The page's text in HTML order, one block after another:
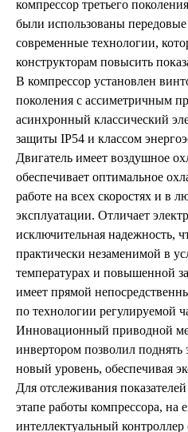
компрессор третьего
были использованы
современные технологии,
конструкторам повысить
В компрессор установлен
поколения с ассиметричным
асинхронный классический
защиты IP54 и классом
Двигатель имеет воздушное
обеспечивает оптимальное
работе на всех скоростях и в
эксплуатации. Отличает
исключительная надежность,
практически незаменимой в
температурах и повышенной
имеет прямой
по технологии регулируемой
Инновационный приводной
инвертором позволил поднять
новый уровень, обеспечивая
Для отслеживания
этапе работы компрессора, на
интеллектуальный